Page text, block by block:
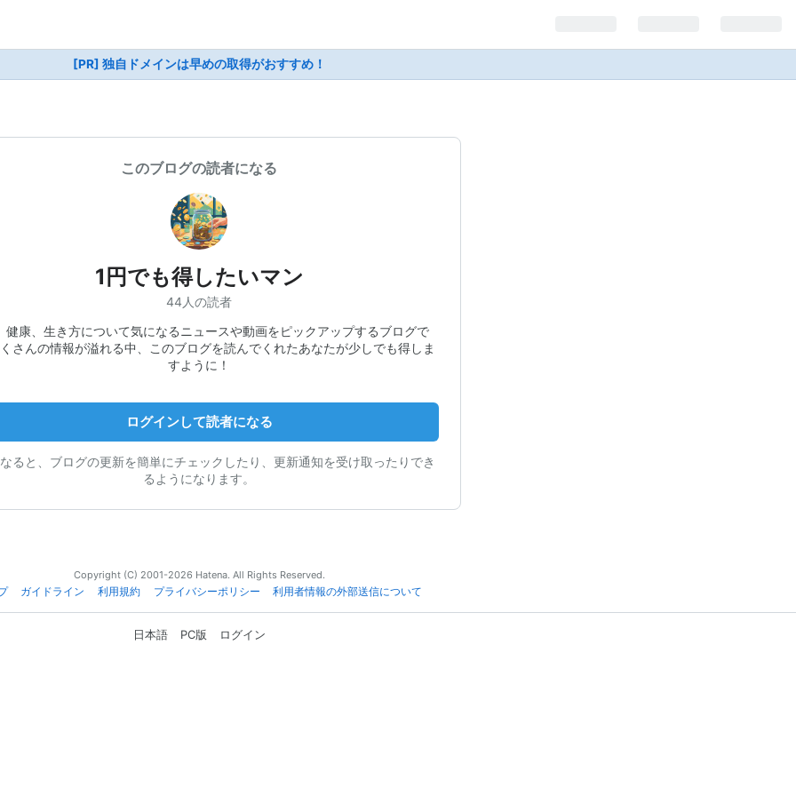
[PR] 独自ドメインは早めの取得がおすすめ！
このブログの読者になる
1円でも得したいマン
44人の読者
健康、生き方について気になるニュースや動画をピックアップするブログで
さんの情報が溢れる中、このブログを読んでくれたあなたが少しでも得しま
すように！
ログインして読者になる
ると、ブログの更新を簡単にチェックしたり、更新通知を受け取ったりでき
るようになります。
Copyright (C) 2001-2026 Hatena. All Rights Reserved.
ガイドライン 利用規約 プライバシーポリシー 利用者情報の外部送信について
日本語 PC版 ログイン